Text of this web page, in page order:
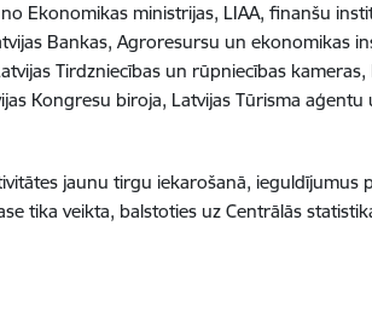
Ekonomikas ministrijas, LIAA, finanšu
Bankas, Agroresursu un ekonomikas
Tirdzniecības un rūpniecības
Kongresu biroja, Latvijas Tūrisma
jaunu tirgu iekarošanā,
tika veikta, balstoties uz Centrālās